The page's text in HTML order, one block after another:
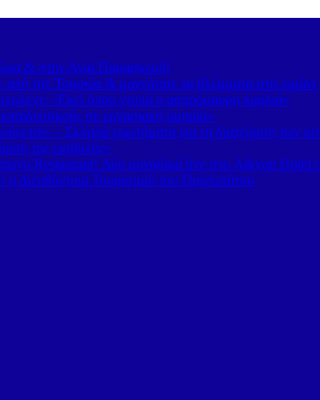
& στην Αγία Παρασκευή!
την Τουρκία & μαγνήτισε τα βλέμματα στο λιμάνι
«Εκεί όπου χτυπά η ασπρόμαυρη καρδιά»
σε εργασιακή ομηρία»
– Σκληρά ερωτήματα για τη διαχείριση των
της εισβολής»
Restaurant! Δύο μοναδικά live στο Alkyon Hotel
Διευθύντρια Τουρισμού του Πριγκιπάτου